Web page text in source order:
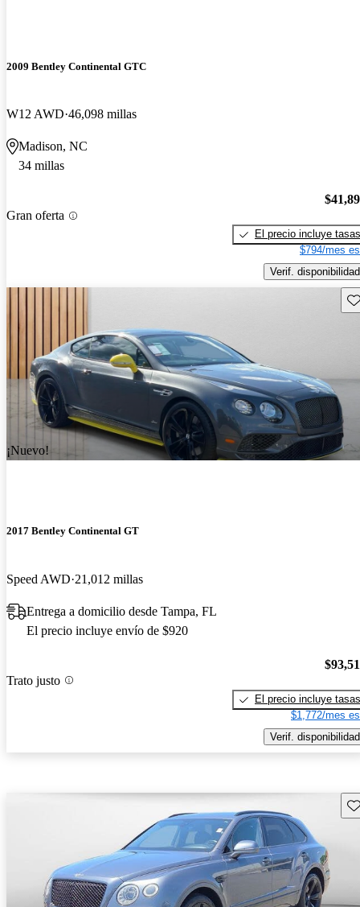
2009 Bentley Continental GTC
W12 AWD 46,098 millas
Madison, NC
34 millas
Gran oferta
El precio incluye tasas
$794/mes
Verif. disponibilidad
¡Nuevo!
2017 Bentley Continental GT
Speed AWD 21,012 millas
Entrega a domicilio desde Tampa, FL
El precio incluye envío de $920
Trato justo
El precio incluye tasas
$1,772/mes
Verif. disponibilidad